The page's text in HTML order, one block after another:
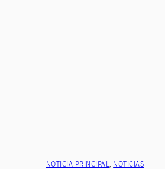
NOTICIA PRINCIPAL, NOTICIAS